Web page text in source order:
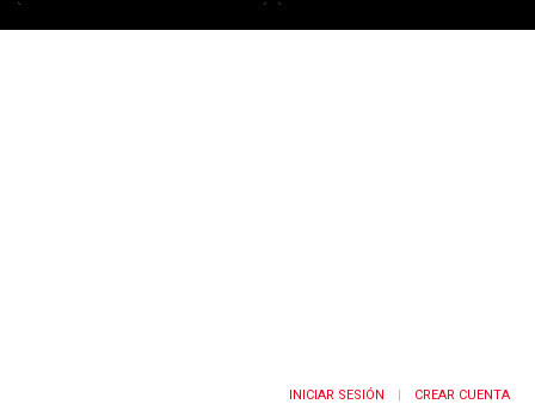
INICIAR SESIÓN CREAR CUENTA